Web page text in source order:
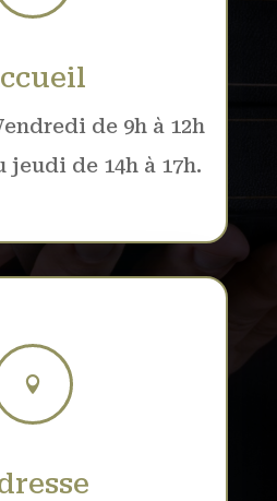
de 9h à 12h
de 14h à 17h.
